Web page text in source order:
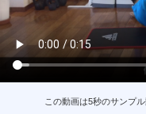
この動画は5秒のサンプ